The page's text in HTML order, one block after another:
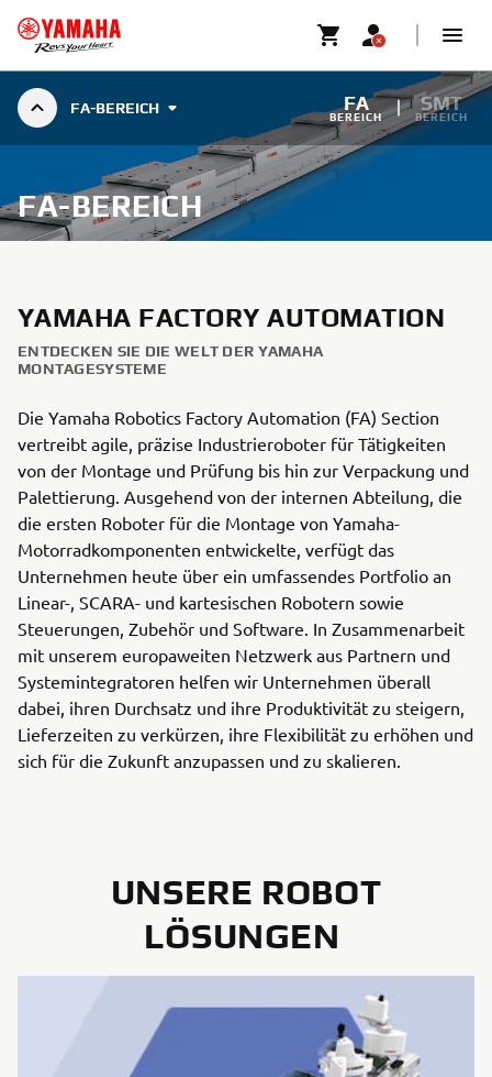
FA-BEREICH FA
BEREICH
SMT
BEREICH
FA-BEREICH
YAMAHA FACTORY AUTOMATION
ENTDECKEN SIE DIE WELT DER YAMAHA
MONTAGESYSTEME
Die Yamaha Robotics Factory Automation (FA) Section
vertreibt agile, präzise Industrieroboter für Tätigkeiten
von der Montage und Prüfung bis hin zur Verpackung und
Palettierung. Ausgehend von der internen Abteilung, die
die ersten Roboter für die Montage von Yamaha-
Motorradkomponenten entwickelte, verfügt das
Unternehmen heute über ein umfassendes Portfolio an
Linear-, SCARA- und kartesischen Robotern sowie
Steuerungen, Zubehör und Software. In Zusammenarbeit
mit unserem europaweiten Netzwerk aus Partnern und
Systemintegratoren helfen wir Unternehmen überall
dabei, ihren Durchsatz und ihre Produktivität zu steigern,
Lieferzeiten zu verkürzen, ihre Flexibilität zu erhöhen und
sich für die Zukunft anzupassen und zu skalieren.
UNSERE ROBOT
LÖSUNGEN